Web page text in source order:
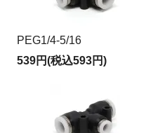
PEG1/4-5/16
539円(税込593円)